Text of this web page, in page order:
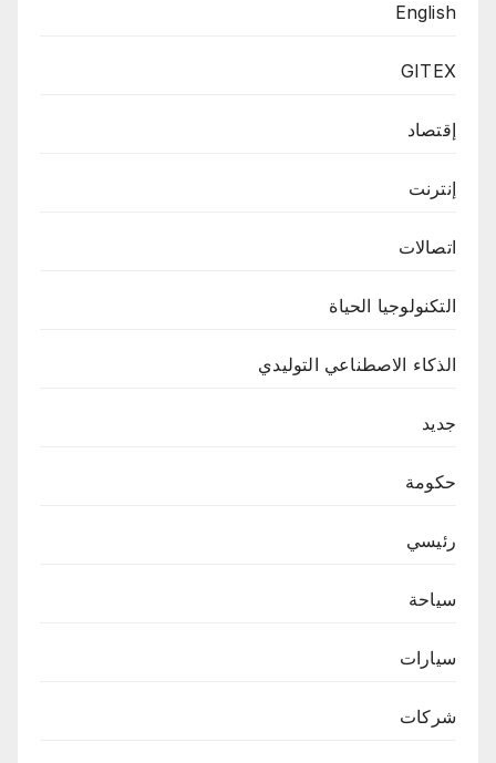
English
GITEX
إقتصاد
إنترنت
اتصالات
التكنولوجيا الحياة
الذكاء الاصطناعي التوليدي
جديد
حكومة
رئيسي
سياحة
سيارات
شركات